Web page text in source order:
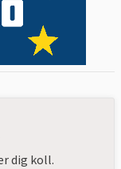
dig koll.